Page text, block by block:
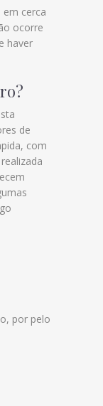
cerca
ocorre
haver
de
com
por pelo